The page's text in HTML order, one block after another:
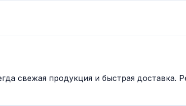
свежая продукция и быстрая доставка.